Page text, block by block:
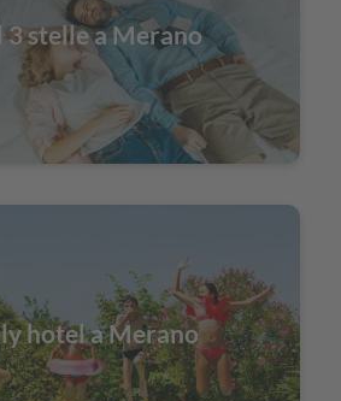
3 stelle a Merano
hotel a Merano